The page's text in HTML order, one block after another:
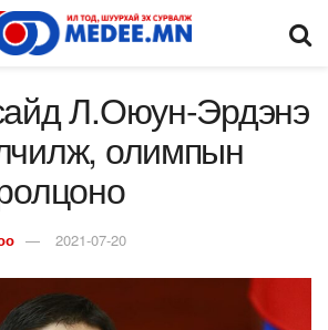
Л.Оюун-Эрдэнэ
олимпын
2021-07-20